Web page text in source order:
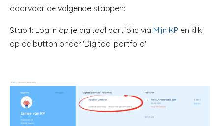
daarvoor de volgende stappen:
Stap 1: Log in op je digitaal portfolio via Mijn KP en klik
op de button onder 'Digitaal portfolio'
Image